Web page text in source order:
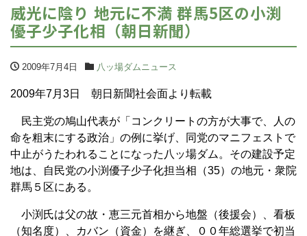
威光に陰り 地元に不満 群馬5区の小渕
優子少子化相（朝日新聞）
2009年7月4日 八ッ場ダムニュース
2009年7月3日 朝日新聞社会面より転載
民主党の鳩山代表が「コンクリートの方が大事で、人の
命を粗末にする政治」の例に挙げ、同党のマニフェストで
中止がうたわれることになった八ッ場ダム。その建設予定
地は、自民党の小渕優子少子化担当相（35）の地元・衆院
群馬５区にある。
小渕氏は父の故・恵三元首相から地盤（後援会）、看板
（知名度）、カバン（資金）を継ぎ、００年総選挙で初当